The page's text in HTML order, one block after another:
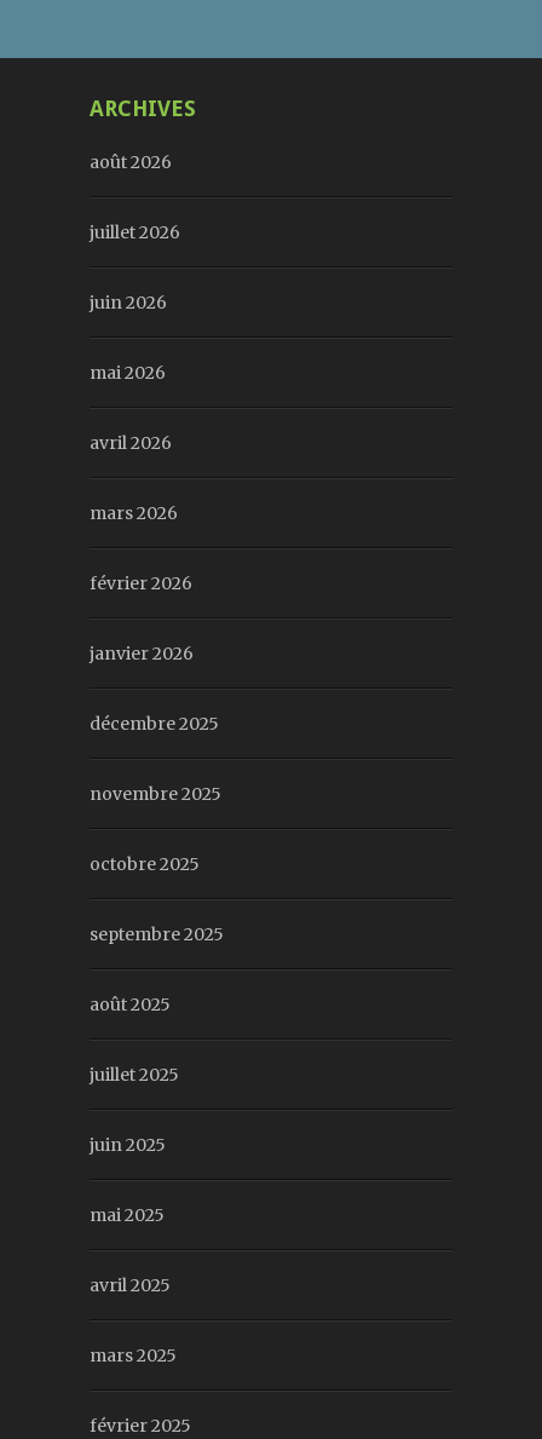
ARCHIVES
août 2026
juillet 2026
juin 2026
mai 2026
avril 2026
mars 2026
février 2026
janvier 2026
décembre 2025
novembre 2025
octobre 2025
septembre 2025
août 2025
juillet 2025
juin 2025
mai 2025
avril 2025
mars 2025
février 2025